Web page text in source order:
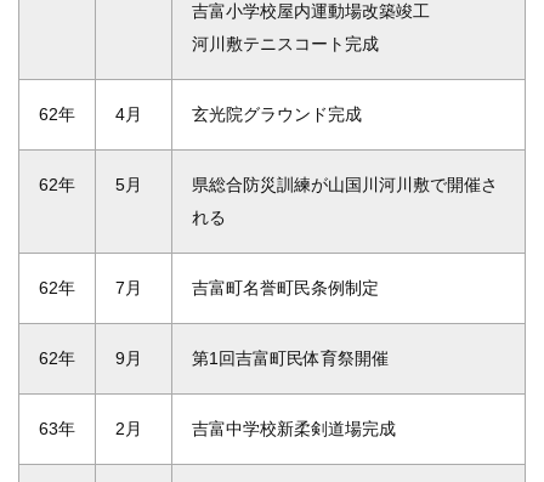
吉富小学校屋内運動場改築竣工
河川敷テニスコート完成
62年 4月 玄光院グラウンド完成
62年 5月
県総合防災訓練が山国川河川敷で開催さ
れる
62年 7月 吉富町名誉町民条例制定
62年 9月 第1回吉富町民体育祭開催
63年 2月 吉富中学校新柔剣道場完成